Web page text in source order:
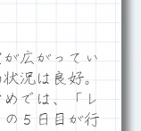
広がってい
況は良好。
では、「レ
の５日目が行